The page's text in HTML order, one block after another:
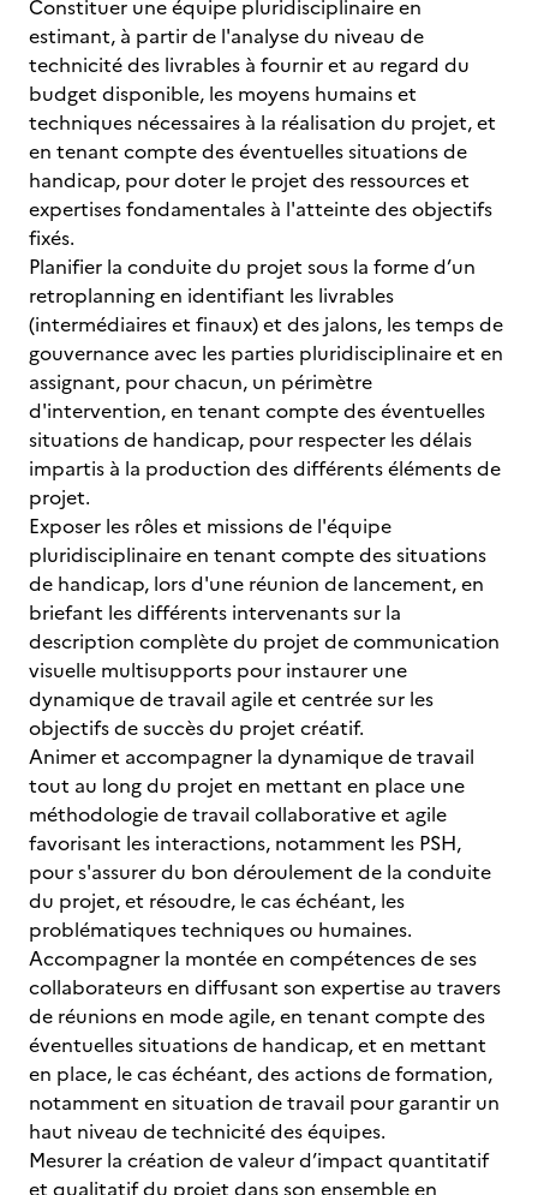
Constituer une équipe pluridisciplinaire en
estimant, à partir de l'analyse du niveau de
technicité des livrables à fournir et au regard du
budget disponible, les moyens humains et
techniques nécessaires à la réalisation du projet, et
en tenant compte des éventuelles situations de
handicap, pour doter le projet des ressources et
expertises fondamentales à l'atteinte des objectifs
fixés.
Planifier la conduite du projet sous la forme d’un
retroplanning en identifiant les livrables
(intermédiaires et finaux) et des jalons, les temps de
gouvernance avec les parties pluridisciplinaire et en
assignant, pour chacun, un périmètre
d'intervention, en tenant compte des éventuelles
situations de handicap, pour respecter les délais
impartis à la production des différents éléments de
projet.
Exposer les rôles et missions de l'équipe
pluridisciplinaire en tenant compte des situations
de handicap, lors d'une réunion de lancement, en
briefant les différents intervenants sur la
description complète du projet de communication
visuelle multisupports pour instaurer une
dynamique de travail agile et centrée sur les
objectifs de succès du projet créatif.
Animer et accompagner la dynamique de travail
tout au long du projet en mettant en place une
méthodologie de travail collaborative et agile
favorisant les interactions, notamment les PSH,
pour s'assurer du bon déroulement de la conduite
du projet, et résoudre, le cas échéant, les
problématiques techniques ou humaines.
Accompagner la montée en compétences de ses
collaborateurs en diffusant son expertise au travers
de réunions en mode agile, en tenant compte des
éventuelles situations de handicap, et en mettant
en place, le cas échéant, des actions de formation,
notamment en situation de travail pour garantir un
haut niveau de technicité des équipes.
Mesurer la création de valeur d’impact quantitatif
et qualitatif du projet dans son ensemble en